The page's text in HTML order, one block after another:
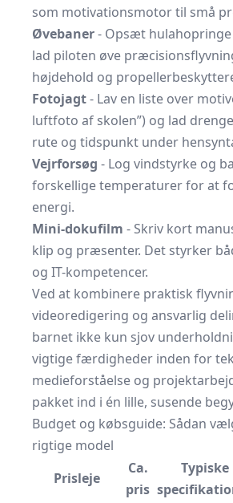
som motivationsmotor til små
Øvebaner- Opsæt
lad piloten øve
højdehold og
Fotojagt- Lav en liste over
luftfoto af skolen”) og lad
rute og tidspunkt under
Vejrforsøg - Log vindstyrke og
forskellige temperaturer for at
energi.
Mini-dokufilm - Skriv kort
klip og præsenter. Det styrker
og IT-kompetencer.
Ved at kombinere praktisk
videoredigering og ansvarlig
barnet ikke kun sjov
vigtige færdigheder inden for
medieforståelse og
pakket ind i én lille, susende
Budget og købsguide: Sådan
rigtige model
Prisleje
Ca.
pris
Typiske